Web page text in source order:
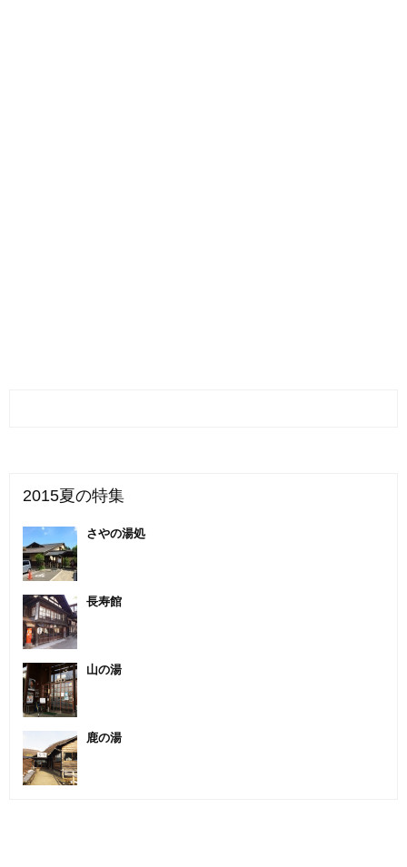
2015夏の特集
さやの湯処
長寿館
山の湯
鹿の湯